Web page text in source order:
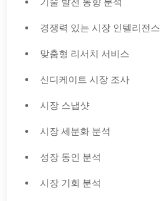
경쟁력 있는 시장 인텔리전스
맞춤형 리서치 서비스
신디케이트 시장 조사
시장 스냅샷
시장 세분화 분석
성장 동인 분석
시장 기회 분석